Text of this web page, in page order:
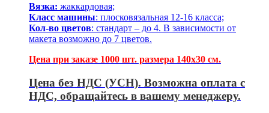
Вязка: жаккардовая;
Класс машины: плосковязальная 12-16 класса;
Кол-во цветов: стандарт – до 4. В зависимости от
макета возможно до 7 цветов.
Цена при заказе 1000 шт. размера 140х30 см.
Цена без НДС (УСН). Возможна оплата с
НДС, обращайтесь в вашему менеджеру.